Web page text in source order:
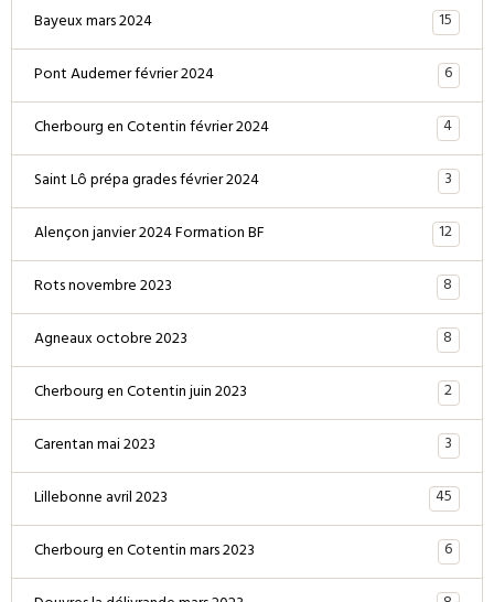
Bayeux mars 2024
15
Pont Audemer février 2024
6
Cherbourg en Cotentin février 2024
4
Saint Lô prépa grades février 2024
3
Alençon janvier 2024 Formation BF
12
Rots novembre 2023
8
Agneaux octobre 2023
8
Cherbourg en Cotentin juin 2023
2
Carentan mai 2023
3
Lillebonne avril 2023
45
Cherbourg en Cotentin mars 2023
6